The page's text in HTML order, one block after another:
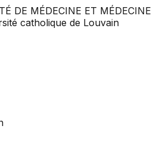
DE MÉDECINE ET MÉDECINE
catholique de Louvain